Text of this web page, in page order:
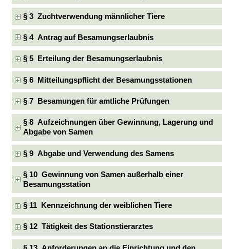
§ 3 Zuchtverwendung männlicher Tiere
§ 4 Antrag auf Besamungserlaubnis
§ 5 Erteilung der Besamungserlaubnis
§ 6 Mitteilungspflicht der Besamungsstationen
§ 7 Besamungen für amtliche Prüfungen
§ 8 Aufzeichnungen über Gewinnung, Lagerung und
Abgabe von Samen
§ 9 Abgabe und Verwendung des Samens
§ 10 Gewinnung von Samen außerhalb einer
Besamungsstation
§ 11 Kennzeichnung der weiblichen Tiere
§ 12 Tätigkeit des Stationstierarztes